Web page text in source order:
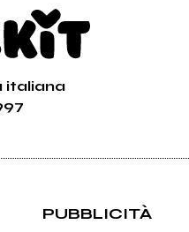
italiana
PUBBLICITÀ